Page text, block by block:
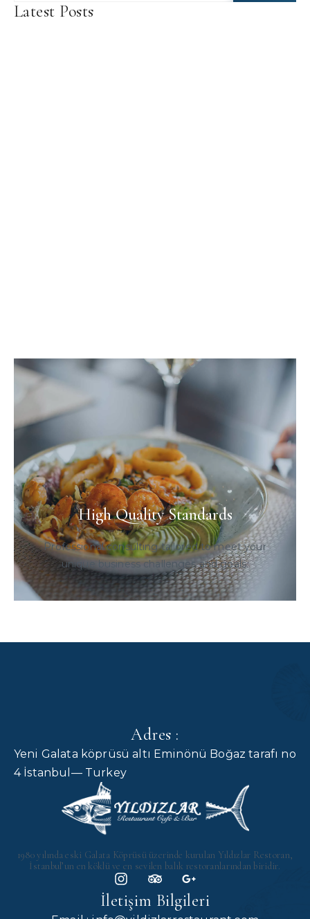
Latest Posts
High Quality Standards
Professional consulting tailored to meet your
unique business challenges and goals.
Adres :
Yeni Galata köprüsü altı Eminönü Boğaz tarafı no
4 İstanbul— Turkey
1980 yılında eski Galata Köprüsü üzerinde kurulan Yıldızlar Restoran,
İstanbul’un en köklü ve en sevilen balık restoranlarından biridir.
İletişim Bilgileri